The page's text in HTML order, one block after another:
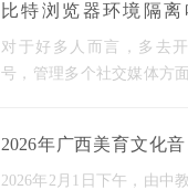
手 是一款受欢迎的电脑端
具，其“一键刷机”功
比特浏览器环境隔离
现？一招教你让多账号
不同电脑
对于好多人而言，多去
号，管理多个社交媒体方面
了。这些操作的关键需求之
在于达成账号之间进行安全
2026年广西美育文化音
术盛典暨广西文促会
2026年2月1日下午，由中